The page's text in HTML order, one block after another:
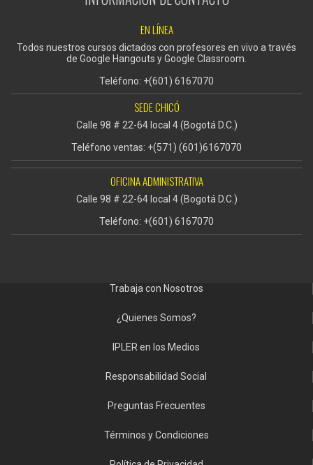
EN LÍNEA
Todos nuestros cursos dictados con profesores en vivo a través
de Google Hangouts y Google Classroom.
Teléfono: +(601) 6167070
SEDE CHICÓ
Calle 98 # 22-64 local 4 (Bogotá D.C.)
Teléfono ventas: +(571) (601)6167070
OFICINA ADMINISTRATIVA
Calle 98 # 22-64 local 4 (Bogotá D.C.)
Teléfono: +(601) 6167070
Trabaja con Nosotros
¿Quienes Somos?
IPLER en los Medios
Responsabilidad Social
Preguntas Frecuentes
Términos y Condiciones